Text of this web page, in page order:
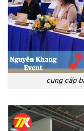
cung cấp